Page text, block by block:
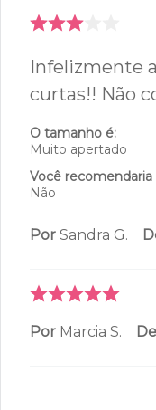
Infelizmente
curtas!! Não
O tamanho é:
Muito apertado
Você
Não
Por Sandra G.
Por Marcia S. De